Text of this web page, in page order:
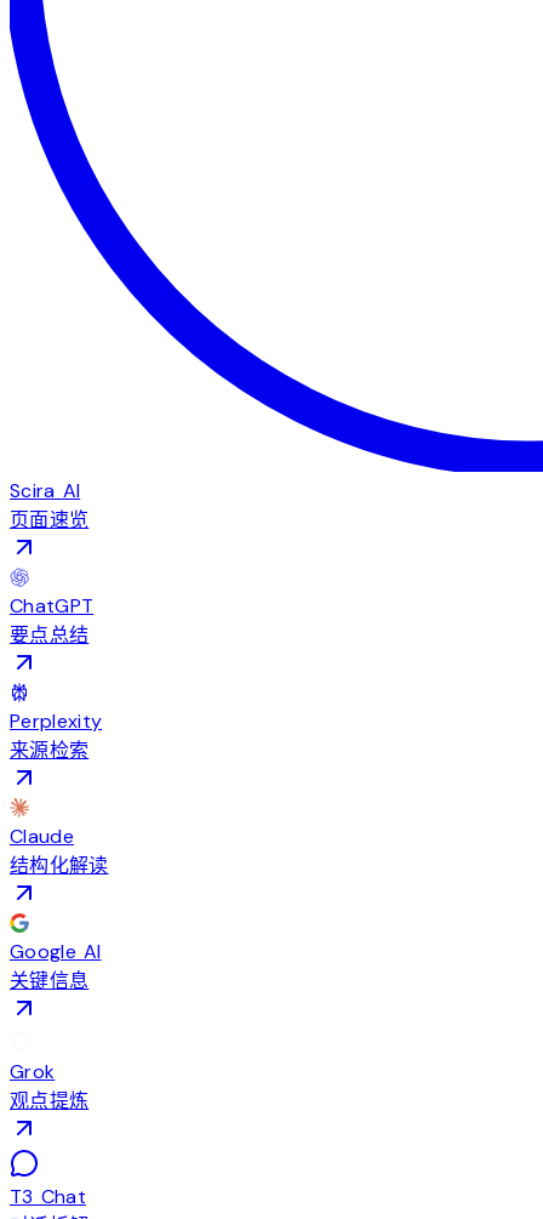
Scira AI
页面速览
ChatGPT
要点总结
Perplexity
来源检索
Claude
结构化解读
Google AI
关键信息
Grok
观点提炼
T3 Chat